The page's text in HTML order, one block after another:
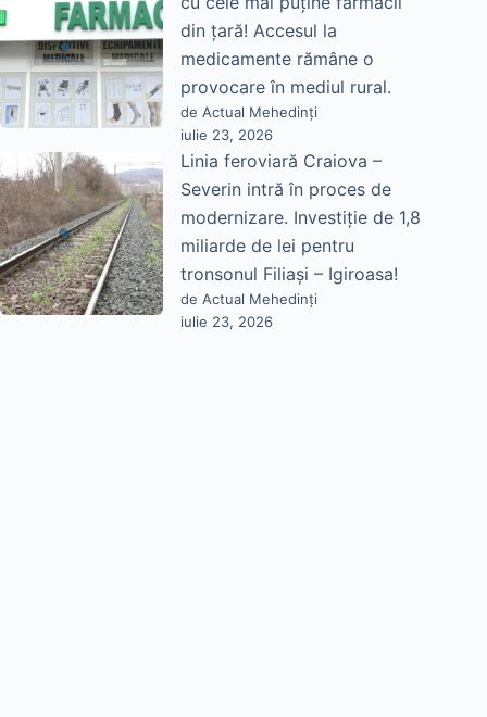
din țară! Accesul la
medicamente rămâne o
provocare în mediul rural.
de Actual Mehedinți
iulie 23, 2026
Linia feroviară Craiova –
Severin intră în proces de
modernizare. Investiție de 1,8
miliarde de lei pentru
tronsonul Filiași – Igiroasa!
de Actual Mehedinți
iulie 23, 2026